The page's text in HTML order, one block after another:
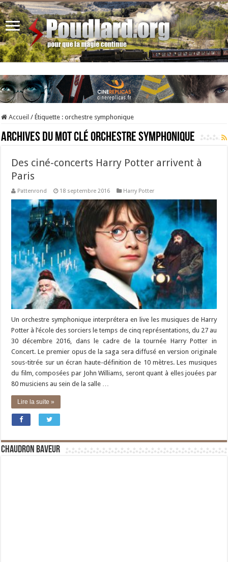
Accueil / Étiquette :orchestre symphonique
Archives du mot cléorchestre symphonique
Des ciné-concerts Harry Potter arrivent à
Paris
Pattenrond 18 septembre 2016 Harry Potter
Un orchestre symphonique interprétera en live les musiques de Harry
Potter à l’école des sorciers le temps de cinq représentations, du 27 au
30 décembre 2016, dans le cadre de la tournée Harry Potter in
Concert. Le premier opus de la saga sera diffusé en version originale
sous-titrée sur un écran haute-définition de 10 mètres. Les musiques
du film, composées par John Williams, seront quant à elles jouées par
80 musiciens au sein de la salle …
Lire la suite »
Chaudron Baveur